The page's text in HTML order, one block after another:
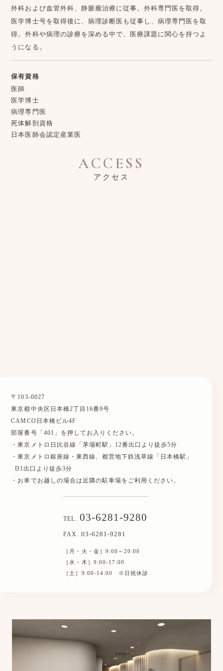
外科および血管外科、静脈瘤治療に従事。外科専門医を取得。
医学博士号を取得後に、病理診断医も従事し、病理専門医を取
得。外科や病理の診療を深める中で、医療課題に関心を持つよ
うになる。
保有資格
医師
医学博士
病理専門医
死体解剖資格
日本医師会認定産業医
ACCESS
アクセス
〒103-0027
東京都中央区日本橋2丁目16番9号
CAMCO日本橋ビル4F
部屋番号「401」を押してお入りください。
・東京メトロ日比谷線「茅場町駅」12番出口より徒歩5分
・東京メトロ銀座線・東西線、都営地下鉄浅草線「日本橋駅」
D1出口より徒歩3分
・お車でお越しの場合は近隣の駐車場をご利用ください。
TEL. 03-6281-9280
FAX. 03-6281-9281
［月・火・金］9:00～20:00
［水・木］9:00-17:00
［土］9:00-14:00 ※日祝休診